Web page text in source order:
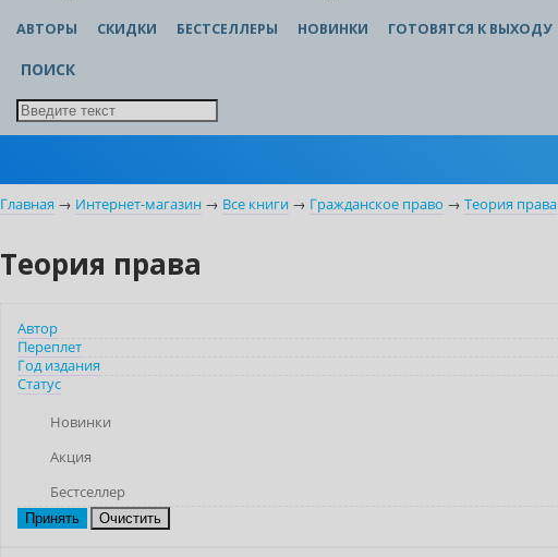
АВТОРЫ СКИДКИ БЕСТСЕЛЛЕРЫ НОВИНКИ ГОТОВЯТСЯ К ВЫХОДУ
ПОИСК
Главная → Интернет-магазин → Все книги → Гражданское право → Теория права
Теория права
Автор
Переплет
Год издания
Статус
Новинки
Акция
Бестселлер
Очистить